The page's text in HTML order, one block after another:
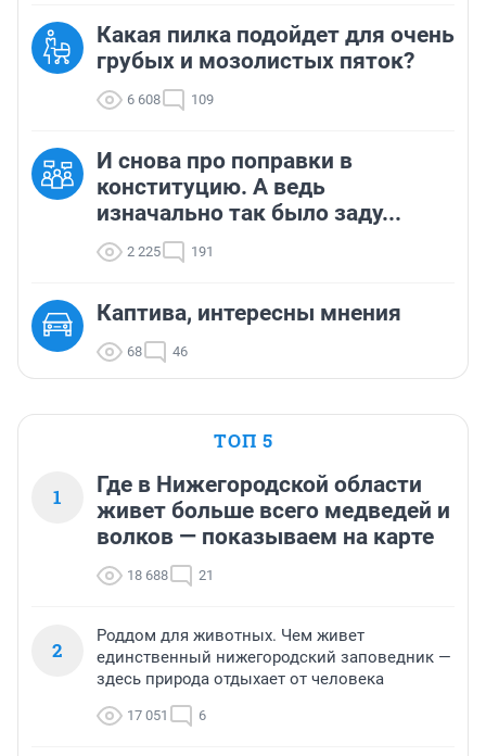
Какая пилка подойдет для очень
грубых и мозолистых пяток?
6 608 109
И снова про поправки в
конституцию. А ведь
изначально так было заду...
2 225 191
Каптива, интересны мнения
68 46
ТОП 5
1
Где в Нижегородской области
живет больше всего медведей и
волков — показываем на карте
18 688 21
2
Роддом для животных. Чем живет
единственный нижегородский заповедник —
здесь природа отдыхает от человека
17 051 6